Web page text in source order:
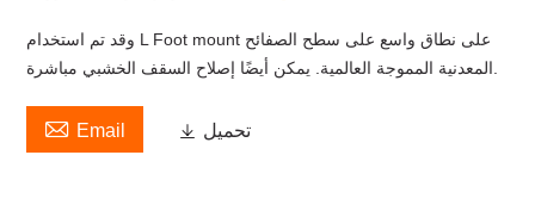
وقد تم استخدام L Foot mount على نطاق واسع على سطح الصفائح
 Email  تحميل